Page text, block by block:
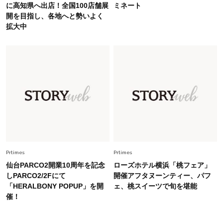
オシャレ40代の【ワンピ＆オールインワン】最
旬着こなし3選。地味見え回避のコツは「バッグ
Fashion 2026.7.25
に高知県へ出店！全国100店舗展
開を目指し、各地へと勢いよく
拡大中
ミネート
Prtimes
仙台PARCO2開業10周年を記念
しPARCO2/2Fにて
「HERALBONY POPUP」を開
催！
Prtimes
ローズホテル横浜「桃フェア」
開催アフタヌーンティー、パフ
ェ、桃スイーツで旬を堪能